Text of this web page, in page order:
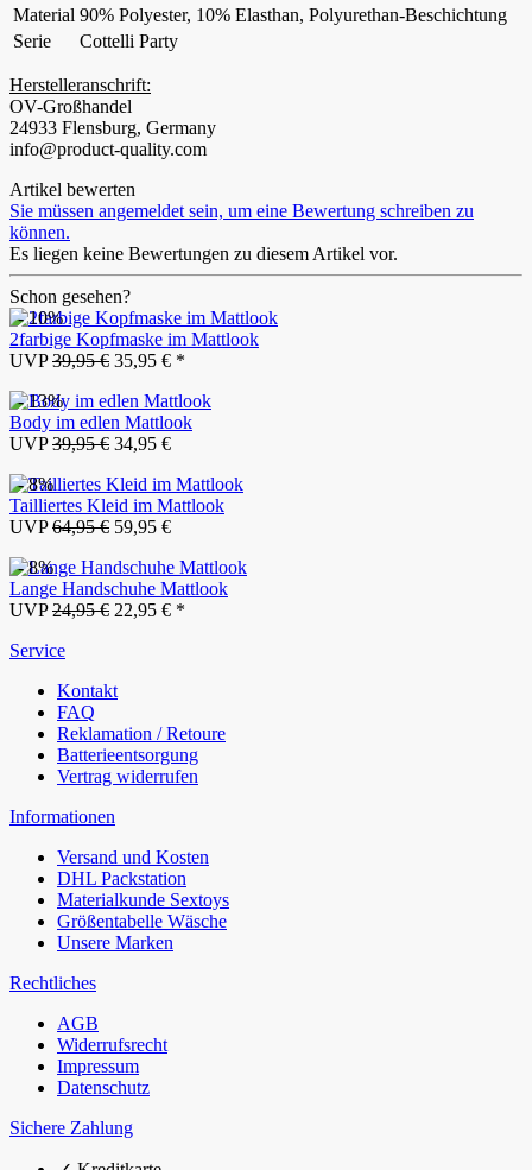
Material 90% Polyester, 10% Elasthan, Polyurethan-Beschichtung
Serie
Cottelli Party
Herstelleranschrift:
OV-Großhandel
24933 Flensburg, Germany
info@product-quality.com
Artikel bewerten
Sie müssen angemeldet sein, um eine Bewertung schreiben zu
können.
Es liegen keine Bewertungen zu diesem Artikel vor.
Schon gesehen?
- 10%
2farbige Kopfmaske im Mattlook
UVP39,95 € 35,95 € *
- 13%
Body im edlen Mattlook
UVP39,95 € 34,95 €
- 8%
Tailliertes Kleid im Mattlook
UVP64,95 € 59,95 €
- 8%
Lange Handschuhe Mattlook
UVP24,95 € 22,95 € *
Service
Kontakt
FAQ
Reklamation / Retoure
Batterieentsorgung
Vertrag widerrufen
Informationen
Versand und Kosten
DHL Packstation
Materialkunde Sextoys
Größentabelle Wäsche
Unsere Marken
Rechtliches
AGB
Widerrufsrecht
Impressum
Datenschutz
Sichere Zahlung